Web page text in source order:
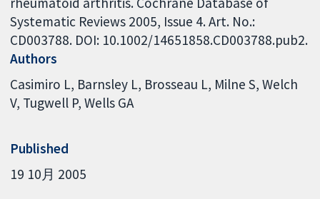
Systematic Reviews 2005, Issue 4. Art. No.:
CD003788. DOI: 10.1002/14651858.CD003788.pub2.
Authors
Casimiro L Barnsley L Brosseau L Milne S Welch
V Tugwell P Wells GA
Published
19 10月 2005